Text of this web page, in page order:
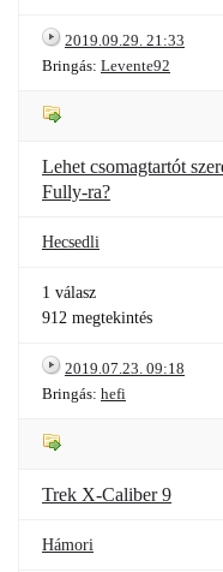
2019.09.29. 21:33
Bringás: Levente92
Lehet csomagtartót
Fully-ra?
Hecsedli
1 válasz
912 megtekintés
2019.07.23. 09:18
Bringás: hefi
Trek X-Caliber 9
Hámori